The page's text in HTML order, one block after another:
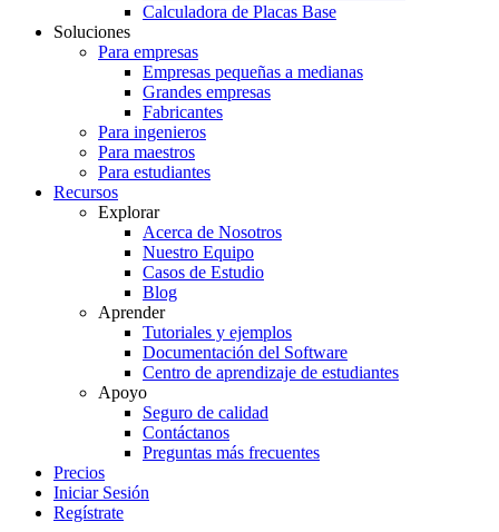
Calculadora de Placas Base
Soluciones
Para empresas
Empresas pequeñas a medianas
Grandes empresas
Fabricantes
Para ingenieros
Para maestros
Para estudiantes
Recursos
Explorar
Acerca de Nosotros
Nuestro Equipo
Casos de Estudio
Blog
Aprender
Tutoriales y ejemplos
Documentación del Software
Centro de aprendizaje de estudiantes
Apoyo
Seguro de calidad
Contáctanos
Preguntas más frecuentes
Precios
Iniciar Sesión
Regístrate